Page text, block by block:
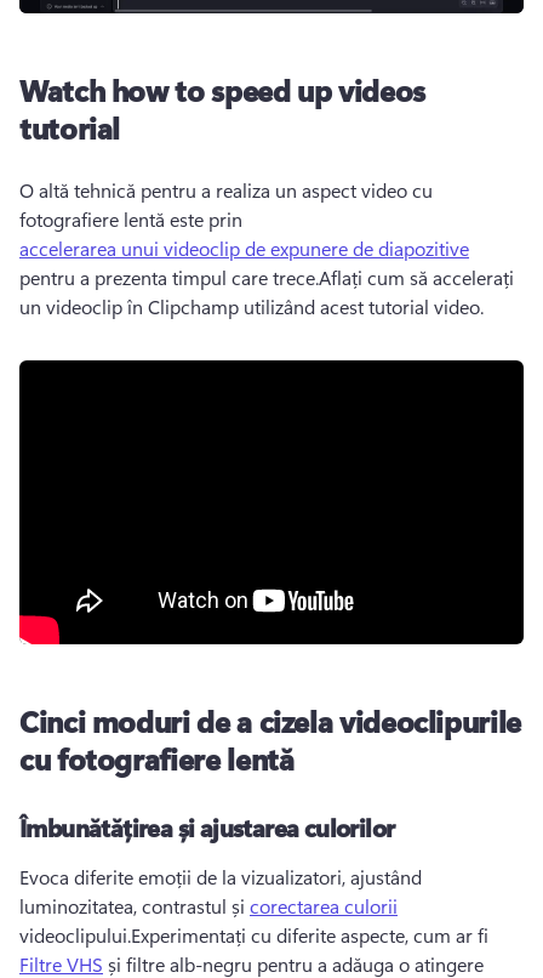
Watch how to speed up videos
tutorial
O altă tehnică pentru a realiza un aspect video cu
fotografiere lentă este prin
accelerarea unui videoclip de expunere de diapozitive
pentru a prezenta timpul care trece.Aflați cum să accelerați
un videoclip în Clipchamp utilizând acest tutorial video.
Cinci moduri de a cizela videoclipurile
cu fotografiere lentă
Îmbunătățirea și ajustarea culorilor
Evoca diferite emoții de la vizualizatori, ajustând
luminozitatea, contrastul și corectarea culorii
videoclipului.Experimentați cu diferite aspecte, cum ar fi
Filtre VHS și filtre alb-negru pentru a adăuga o atingere